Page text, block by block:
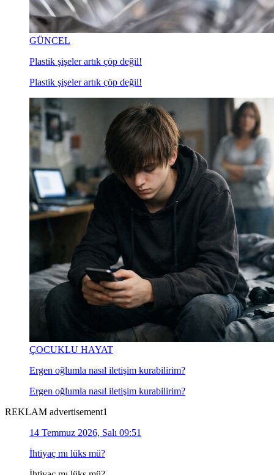
GÜNCEL
Plastik şişeler artık çöp değil!
Plastik şişeler artık çöp değil!
ÇOCUKLU HAYAT
Ergen oğlumla nasıl iletişim kurabilirim?
Ergen oğlumla nasıl iletişim kurabilirim?
REKLAM advertisement1
14 Temmuz 2026, Salı 09:51
İhtiyaç mı lüks mü?